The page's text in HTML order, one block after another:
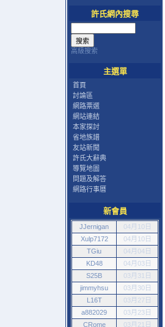
許氏網內搜尋
高級搜索
主選單
首頁
討論區
網路票選
網站連結
本家探討
省地族譜
友站新聞
許氏大辭典
導覽地圖
問題及解答
網路行事曆
新會員
JJernigan
04月10日
Xulp7172
04月10日
TGiu
04月04日
KD48
04月03日
S25B
03月31日
jimmyhsu
03月30日
L16T
03月27日
a882029
03月23日
CRome
03月21日